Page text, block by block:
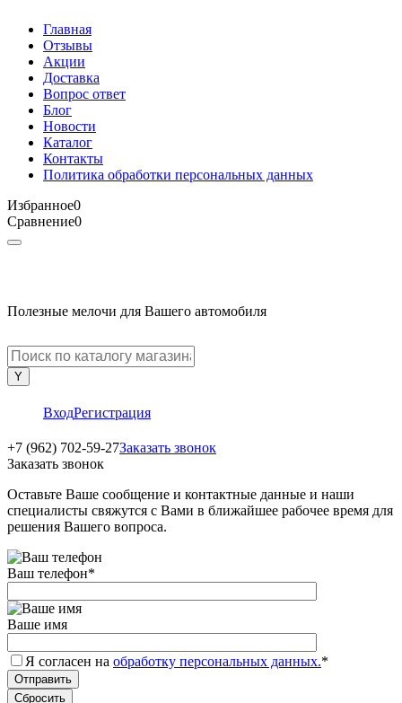
Главная
Отзывы
Акции
Доставка
Вопрос ответ
Блог
Новости
Каталог
Контакты
Политика обработки персональных данных
Избранное0
Сравнение0
Полезные мелочи для Вашего автомобиля
ВходРегистрация
+7 (962) 702-59-27Заказать звонок
Заказать звонок
Оставьте Ваше сообщение и контактные данные и наши
специалисты свяжутся с Вами в ближайшее рабочее время для
решения Вашего вопроса.
Ваш телефон*
Ваше имя
Я согласен на обработку персональных данных.*